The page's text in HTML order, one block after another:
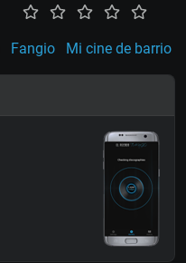
Fangio Mi cine de barrio